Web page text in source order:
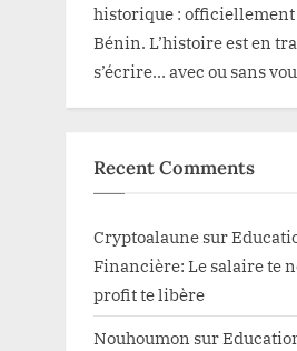
historique : officiellement
Bénin. L’histoire est en
s’écrire… avec ou sans
Recent Comments
Cryptoalaune sur
Financière: Le salaire te
profit te libère
Nouhoumon sur